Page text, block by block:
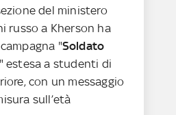
del ministero
russo a Kherson ha
"Soldato
" estesa a studenti di
con un messaggio
sull’età